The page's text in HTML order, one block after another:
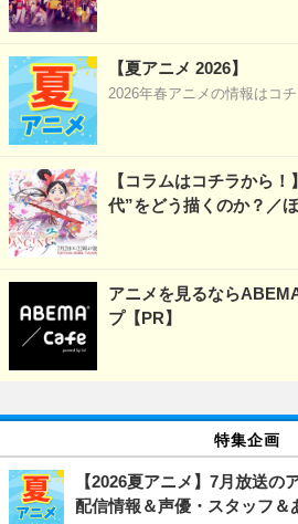
【夏アニメ 2026】
2026年春アニメの情報はコチ
【コラムはコチラから
代”をどう描くのか？／
アニメを見るなら
プ【PR】
特集企画
【2026夏アニメ】7月放送の
配信情報＆声優・スタッフ＆